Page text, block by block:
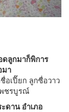
ลูกมาก็พิการ
มา
อเปี๊ยก ลูกซื่อวาว
พชรบูรณ์
ดาน อำเภอ